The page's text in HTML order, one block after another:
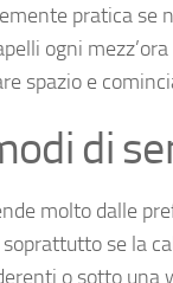
pratica se
ogni
spazio e
di
molto dalle
se la
o sotto una